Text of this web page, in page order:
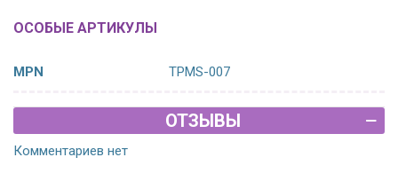
ОСОБЫЕ АРТИКУЛЫ
MPN TPMS-007
ОТЗЫВЫ
Комментариев нет